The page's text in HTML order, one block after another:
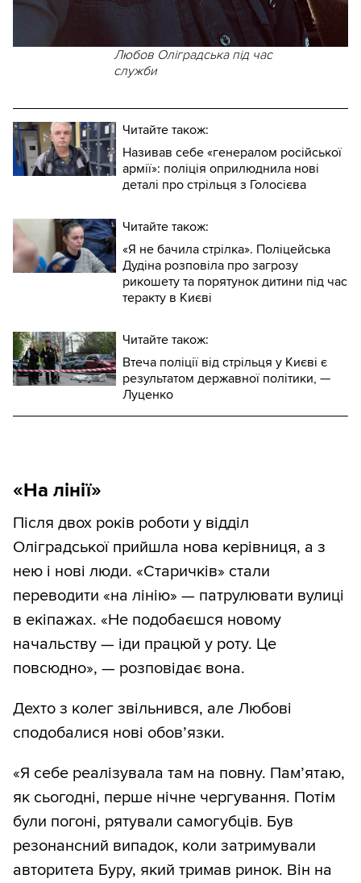
Любов Оліградська під час
служби
Читайте також:
Називав себе «генералом російської
армії»: поліція оприлюднила нові
деталі про стрільця з Голосієва
Читайте також:
«Я не бачила стрілка». Поліцейська
Дудіна розповіла про загрозу
рикошету та порятунок дитини під час
теракту в Києві
Читайте також:
Втеча поліції від стрільця у Києві є
результатом державної політики, —
Луценко
«На лінії»
Після двох років роботи у відділ
Оліградської прийшла нова керівниця, а з
нею і нові люди. «Старичків» стали
переводити «на лінію» — патрулювати вулиці
в екіпажах. «Не подобаєшся новому
начальству — іди працюй у роту. Це
повсюдно», — розповідає вона.
Дехто з колег звільнився, але Любові
сподобалися нові обов’язки.
«Я себе реалізувала там на повну. Пам’ятаю,
як сьогодні, перше нічне чергування. Потім
були погоні, рятували самогубців. Був
резонансний випадок, коли затримували
авторитета Буру, який тримав ринок. Він на